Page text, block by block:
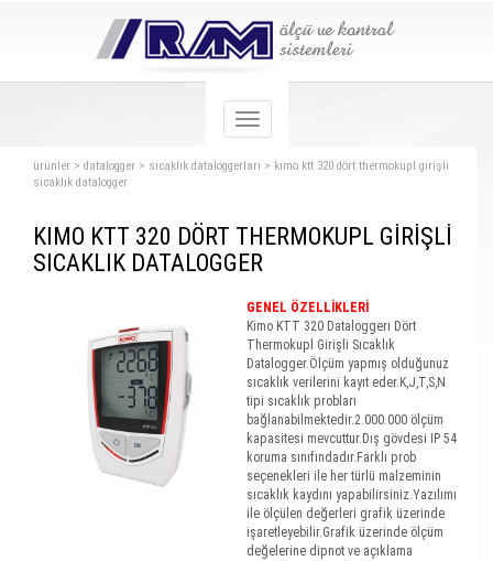
ürünler > datalogger > sıcaklık dataloggerları > kımo ktt 320 dört thermokupl girişli
sıcaklık datalogger
KIMO KTT 320 DÖRT THERMOKUPL GİRİŞLİ
SICAKLIK DATALOGGER
GENEL ÖZELLİKLERİ
Kimo KTT 320 Dataloggerı Dört
Thermokupl Girişli Sıcaklık
Datalogger.Ölçüm yapmış olduğunuz
sıcaklık verilerini kayıt eder.K,J,T,S,N
tipi sıcaklık probları
bağlanabilmektedir.2.000.000 ölçüm
kapasitesi mevcuttur.Dış gövdesi IP 54
koruma sınıfındadır.Farklı prob
seçenekleri ile her türlü malzeminin
sıcaklık kaydını yapabilirsiniz.Yazılımı
ile ölçülen değerleri grafik üzerinde
işaretleyebilir.Grafik üzerinde ölçüm
değelerine dipnot ve açıklama